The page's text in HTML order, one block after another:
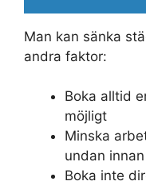
Man kan sänka
andra faktor:
Boka alltid
möjligt
Minska
undan
Boka inte